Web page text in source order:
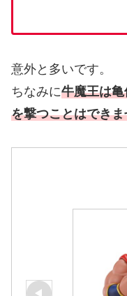
意外と多いです。
ちなみに牛魔王は
を撃つことはでき